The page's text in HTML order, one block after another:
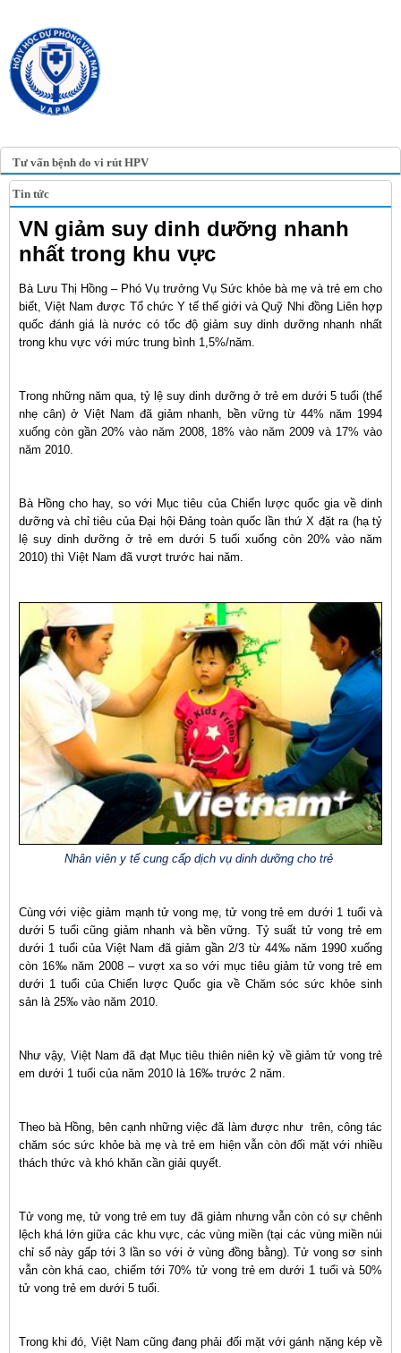
Tư vấn bệnh do vi rút HPV
Tin tức
VN giảm suy dinh dưỡng nhanh
nhất trong khu vực
Bà Lưu Thị Hồng – Phó Vụ trưởng Vụ Sức khỏe bà mẹ và trẻ em cho
biết, Việt Nam được Tổ chức Y tế thế giới và Quỹ Nhi đồng Liên hợp
quốc đánh giá là nước có tốc độ giảm suy dinh dưỡng nhanh nhất
trong khu vực với mức trung bình 1,5%/năm.
Trong những năm qua, tỷ lệ suy dinh dưỡng ở trẻ em dưới 5 tuổi (thể
nhẹ cân) ở Việt Nam đã giảm nhanh, bền vững từ 44% năm 1994
xuống còn gần 20% vào năm 2008, 18% vào năm 2009 và 17% vào
năm 2010.
Bà Hồng cho hay, so với Mục tiêu của Chiến lược quốc gia về dinh
dưỡng và chỉ tiêu của Đại hội Đảng toàn quốc lần thứ X đặt ra (hạ tỷ
lệ suy dinh dưỡng ở trẻ em dưới 5 tuổi xuống còn 20% vào năm
2010) thì Việt Nam đã vượt trước hai năm.
Nhân viên y tế cung cấp dịch vụ dinh dưỡng cho trẻ
Cùng với việc giảm mạnh tử vong mẹ, tử vong trẻ em dưới 1 tuổi và
dưới 5 tuổi cũng giảm nhanh và bền vững. Tỷ suất tử vong trẻ em
dưới 1 tuổi của Việt Nam đã giảm gần 2/3 từ 44‰ năm 1990 xuống
còn 16‰ năm 2008 – vượt xa so với mục tiêu giảm tử vong trẻ em
dưới 1 tuổi của Chiến lược Quốc gia về Chăm sóc sức khỏe sinh
sản là 25‰ vào năm 2010.
Như vậy, Việt Nam đã đạt Mục tiêu thiên niên kỷ về giảm tử vong trẻ
em dưới 1 tuổi của năm 2010 là 16‰ trước 2 năm.
Theo bà Hồng, bên cạnh những việc đã làm được như trên, công tác
chăm sóc sức khỏe bà mẹ và trẻ em hiện vẫn còn đối mặt với nhiều
thách thức và khó khăn cần giải quyết.
Tử vong mẹ, tử vong trẻ em tuy đã giảm nhưng vẫn còn có sự chênh
lệch khá lớn giữa các khu vực, các vùng miền (tại các vùng miền núi
chỉ số này gấp tới 3 lần so với ở vùng đồng bằng). Tử vong sơ sinh
vẫn còn khá cao, chiếm tới 70% tử vong trẻ em dưới 1 tuổi và 50%
tử vong trẻ em dưới 5 tuổi.
Trong khi đó, Việt Nam cũng đang phải đối mặt với gánh nặng kép về